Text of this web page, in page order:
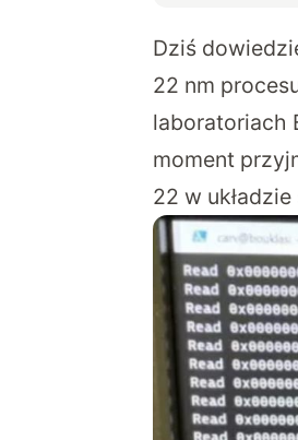
Dziś
22 nm
laboratoriach
moment
22 w